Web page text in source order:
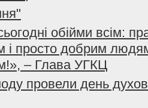
обійми всім:
і просто добрим
– Глава УГКЦ
провели день